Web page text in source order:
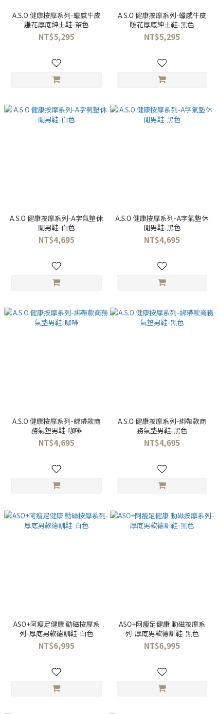
A.S.O 健康按摩系列-蠟感牛皮
雕花厚底紳士鞋-茶色
NT$5,295
A.S.O 健康按摩系列-蠟感牛皮
雕花厚底紳士鞋-黑色
NT$5,295
A.S.O 健康按摩系列-A字氣墊休
閒男鞋-白色
NT$4,695
A.S.O 健康按摩系列-A字氣墊休
閒男鞋-黑色
NT$4,695
A.S.O 健康按摩系列-綁帶款商
務氣墊男鞋-咖啡
NT$4,695
A.S.O 健康按摩系列-綁帶款商
務氣墊男鞋-黑色
NT$4,695
ASO+阿瘦足健康 動磁按摩系
列-厚底男款德訓鞋-白色
NT$6,995
ASO+阿瘦足健康 動磁按摩系
列-厚底男款德訓鞋-黑色
NT$6,995